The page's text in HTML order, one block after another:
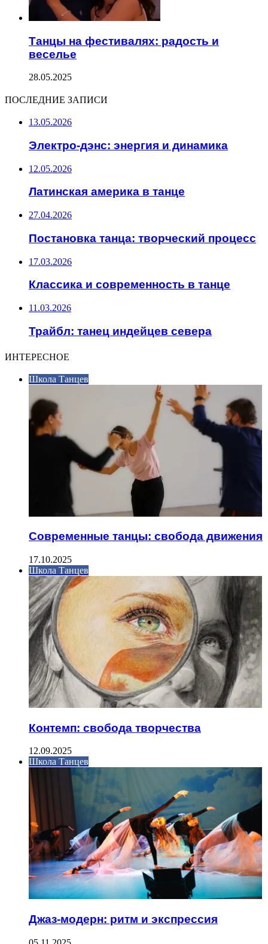
Танцы на фестивалях: радость и
веселье
28.05.2025
ПОСЛЕДНИЕ ЗАПИСИ
13.05.2026
Электро-дэнс: энергия и динамика
12.05.2026
Латинская америка в танце
27.04.2026
Постановка танца: творческий процесс
17.03.2026
Классика и современность в танце
11.03.2026
Трайбл: танец индейцев севера
ИНТЕРЕСНОЕ
Школа Танцев
Современные танцы: свобода движения
17.10.2025
Школа Танцев
Контемп: свобода творчества
12.09.2025
Школа Танцев
Джаз-модерн: ритм и экспрессия